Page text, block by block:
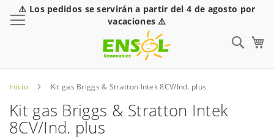
⚠️ Los pedidos se servirán a partir del 4 de agosto por
vacaciones ⚠️
Inicio Kit gas Briggs & Stratton Intek 8CV/Ind. plus
Kit gas Briggs & Stratton Intek
8CV/Ind. plus